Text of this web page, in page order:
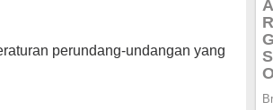
perundang-undangan yang